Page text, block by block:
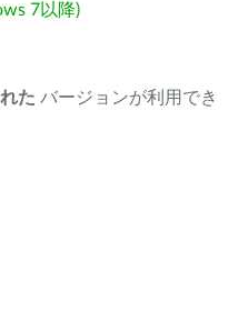
7以降)
た バージョンが利用でき